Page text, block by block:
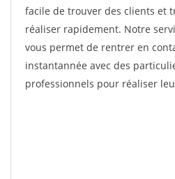
facile de trouver des clients et
réaliser rapidement. Notre
vous permet de rentrer en
instantannée avec des
professionnels pour réaliser